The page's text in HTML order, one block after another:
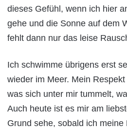
dieses Gefühl, wenn ich hier
gehe und die Sonne auf dem
fehlt dann nur das leise
Ich schwimme übrigens erst
wieder im Meer. Mein
was sich unter mir tummelt,
Auch heute ist es mir am
Grund sehe, sobald ich meine